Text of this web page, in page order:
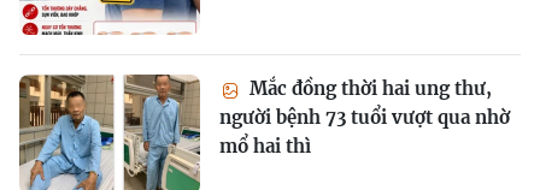
Mắc đồng thời hai ung thư,
người bệnh 73 tuổi vượt qua nhờ
mổ hai thì